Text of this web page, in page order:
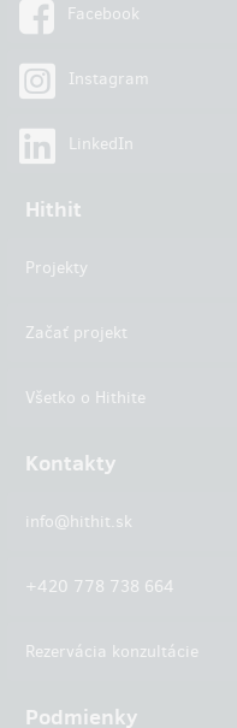
Facebook
Instagram
LinkedIn
Hithit
Projekty
Začať projekt
Všetko o Hithite
Kontakty
info@hithit.sk
+420 778 738 664
Rezervácia konzultácie
Podmienky